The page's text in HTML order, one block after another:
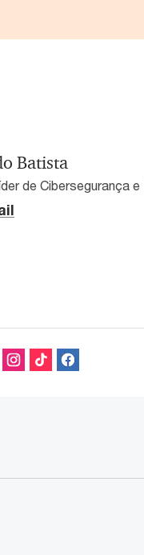
Batista
de Cibersegurança